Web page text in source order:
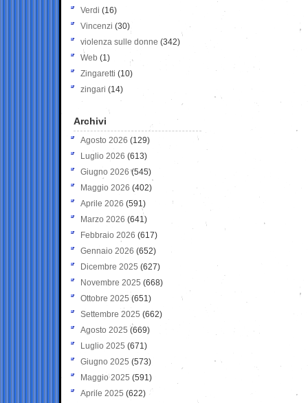
Verdi (16)
Vincenzi (30)
violenza sulle donne (342)
Web (1)
Zingaretti (10)
zingari (14)
Archivi
Agosto 2026 (129)
Luglio 2026 (613)
Giugno 2026 (545)
Maggio 2026 (402)
Aprile 2026 (591)
Marzo 2026 (641)
Febbraio 2026 (617)
Gennaio 2026 (652)
Dicembre 2025 (627)
Novembre 2025 (668)
Ottobre 2025 (651)
Settembre 2025 (662)
Agosto 2025 (669)
Luglio 2025 (671)
Giugno 2025 (573)
Maggio 2025 (591)
Aprile 2025 (622)